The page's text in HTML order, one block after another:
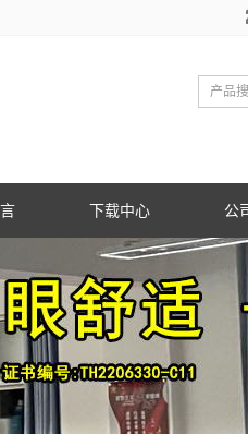
下载中心 公